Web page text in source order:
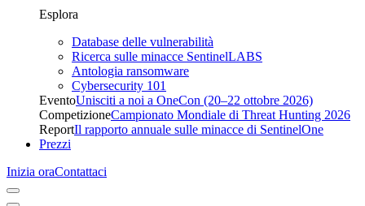
Esplora
Database delle vulnerabilità
Ricerca sulle minacce SentinelLABS
Antologia ransomware
Cybersecurity 101
EventoUnisciti a noi a OneCon (20–22 ottobre 2026)
CompetizioneCampionato Mondiale di Threat Hunting 2026
ReportIl rapporto annuale sulle minacce di SentinelOne
Prezzi
Inizia oraContattaci